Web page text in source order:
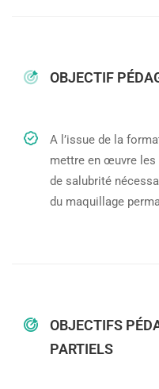
OBJECTIF
A l’issue de la
mettre en œuvre les
de salubrité
du maquillage
OBJECTIFS
PARTIELS